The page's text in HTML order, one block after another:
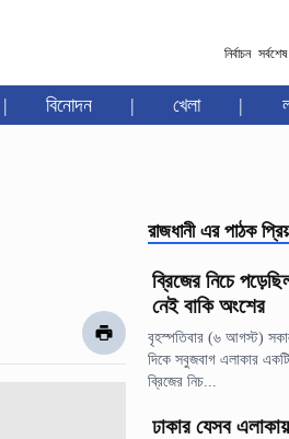
নির্বাচন সর্বশেষ
| বিনোদন | খেলা |
রাজধানী এর পাঠক
ব্রিজের নিচে
নেই বাকি অংশের
বৃহস্পতিবার (৬ আগস্ট)
দিকে সবুজবাগ এলাকার একটি
ব্রিজের নিচ...
ঢাকার যেসব